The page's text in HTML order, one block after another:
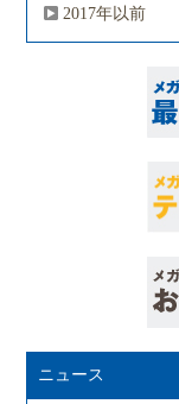
2017年以前
ニュース